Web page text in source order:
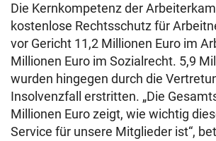
Die Kernkompetenz der
kostenlose Rechtsschutz für
vor Gericht 11,2 Millionen Euro im
Millionen Euro im Sozialrecht. 5,9
wurden hingegen durch die
Insolvenzfall erstritten. „Die
Millionen Euro zeigt, wie wichtig
Service für unsere Mitglieder ist“,